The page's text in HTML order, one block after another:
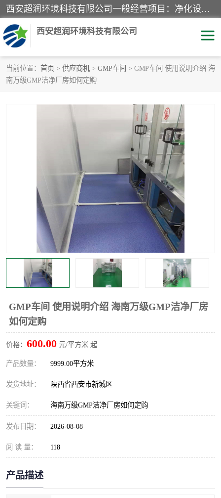
西安超润环境科技有限公司一般经营项目：净化设备、厨房设备、五金机电设备、不锈钢制品、彩钢夹心板、水处理设备的研发、销售；空气净化设备、办公设备、通风设备、建筑材料、金属材料的销售；净化工程、钢结构工程、机电设备工程的设计与施工及技术咨询服务；货物及技术的进出口的业务经营。
西安超润环境科技有限公司
当前位置： 首页 > 供应商机 > GMP车间 > GMP车间 使用说明介绍 海
南万级GMP洁净厂房如何定购
GMP车间 使用说明介绍 海南万级GMP洁净厂房
如何定购
价格： 600.00 元/平方米 起
产品数量： 9999.00平方米
发货地址： 陕西省西安市新城区
关键词： 海南万级GMP洁净厂房如何定购
发布日期： 2026-08-08
阅 读 量： 118
产品描述
洁净手术室
洁净室工程
GMP车间